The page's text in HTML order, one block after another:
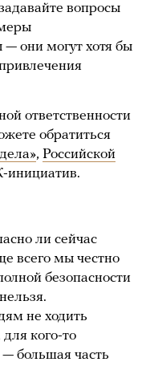
вопросы
они могут хотя бы
ответственности
обратиться
, Российской
инициатив.
ли сейчас
всего мы честно
безопасности
не ходить
кого-то
— большая часть